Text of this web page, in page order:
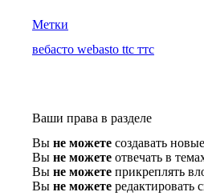
Метки
вебасто webasto ttc ттс
Ваши права в разделе
Вы не можете создавать
Вы не можете отвечать в
Вы не можете прикреплять
Вы не можете редактировать